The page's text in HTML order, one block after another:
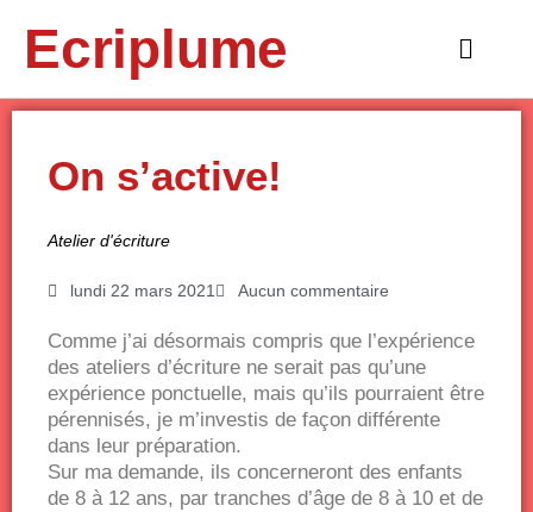
contenuEcriplume
Main
On s’active!
Atelier d'écriture
lundi 22 mars 2021 Aucun commentaire
Comme j’ai désormais compris que l’expérience
des ateliers d’écriture ne serait pas qu’une
expérience ponctuelle, mais qu’ils pourraient être
pérennisés, je m’investis de façon différente
dans leur préparation.
Sur ma demande, ils concerneront des enfants
de 8 à 12 ans, par tranches d’âge de 8 à 10 et de